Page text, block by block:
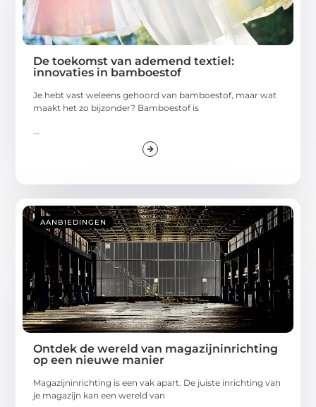
De toekomst van ademend textiel:
innovaties in bamboestof
Je hebt vast weleens gehoord van bamboestof, maar wat
maakt het zo bijzonder? Bamboestof is
AANBIEDINGEN
Ontdek de wereld van magazijninrichting
op een nieuwe manier
Magazijninrichting is een vak apart. De juiste inrichting van
je magazijn kan een wereld van